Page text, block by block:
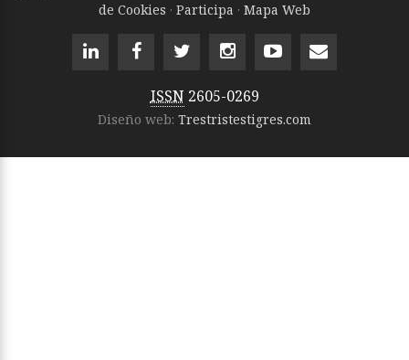
de Cookies · Participa · Mapa Web
ISSN 2605-0269
Diseño web: Trestristestigres.com